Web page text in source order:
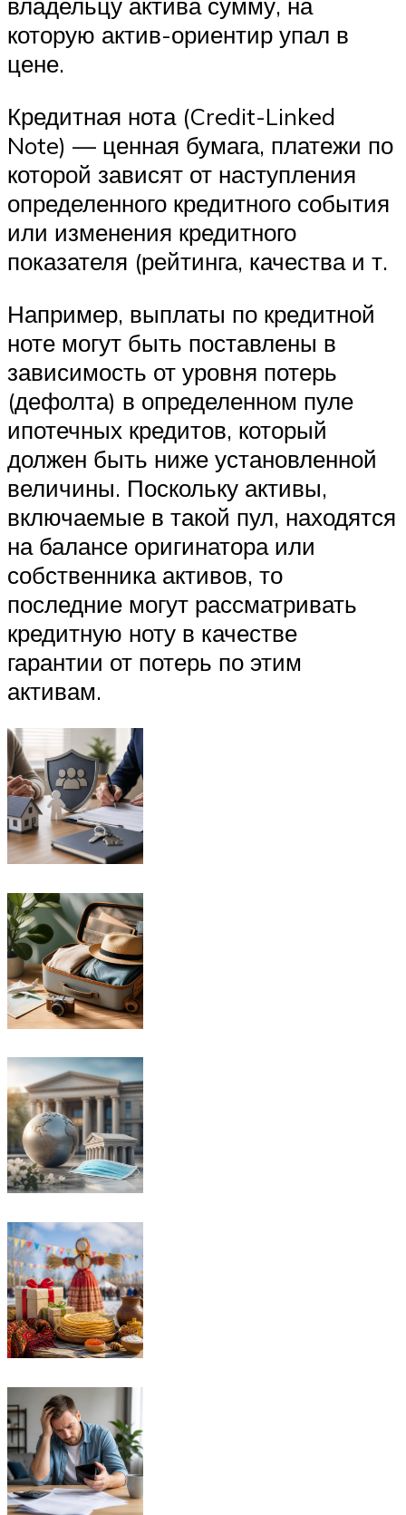
владельцу актива сумму, на
которую актив-ориентир упал в
цене.
Кредитная нота (Credit-Linked
Note) — ценная бумага, платежи по
которой зависят от наступления
определенного кредитного события
или изменения кредитного
показателя (рейтинга, качества и т.
Например, выплаты по кредитной
ноте могут быть поставлены в
зависимость от уровня потерь
(дефолта) в определенном пуле
ипотечных кредитов, который
должен быть ниже установленной
величины. Поскольку активы,
включаемые в такой пул, находятся
на балансе оригинатора или
собственника активов, то
последние могут рассматривать
кредитную ноту в качестве
гарантии от потерь по этим
активам.